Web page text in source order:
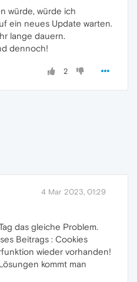
würde, würde ich
ein neues Update warten.
lange dauern.
dennoch!
2
4 Mar 2023, 01:29
das gleiche Problem.
Beitrags : Cookies
wieder vorhanden!
kommt man